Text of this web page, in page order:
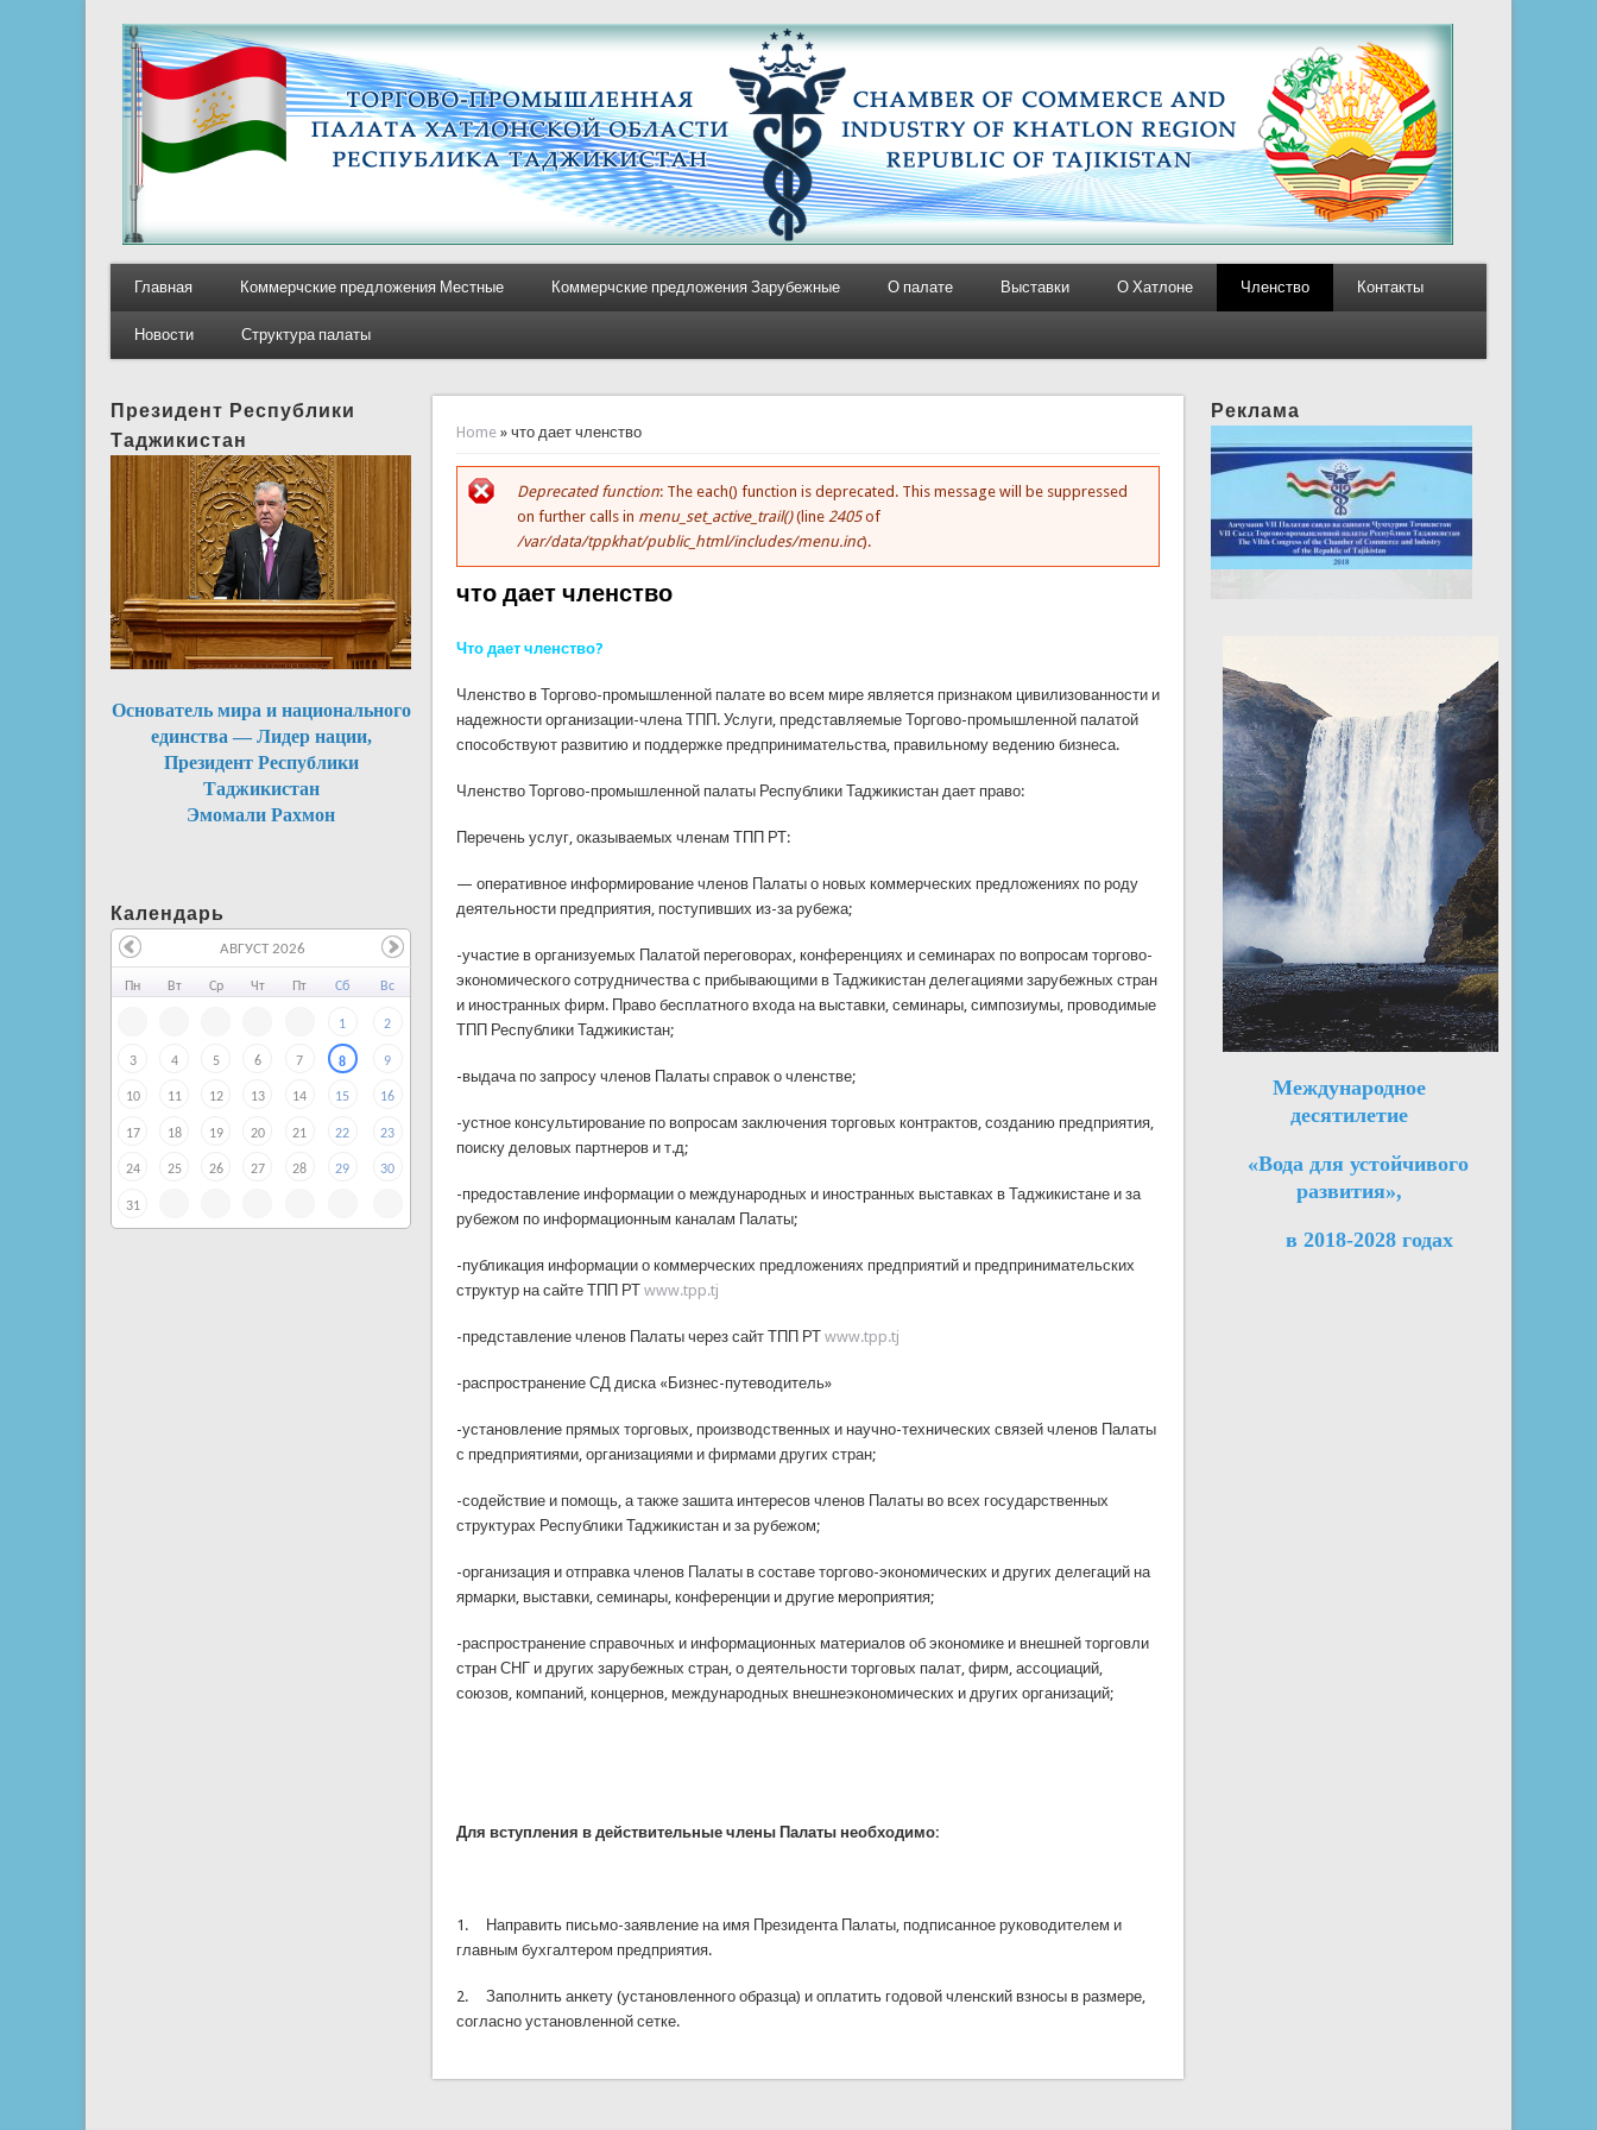
Главная Коммерчские предложения Местные Коммерчские предложения Зарубежные О палате Выставки О Хатлоне Членство Контакты
Новости Структура палаты
You are here
Home » что дает членство
Error message
Deprecated function: The each() function is deprecated. This message will be suppressed
on further calls in menu_set_active_trail()(line 2405of
/var/data/tppkhat/public_html/includes/menu.inc).
что дает членство
Что дает членство?
Членство в Торгово-промышленной палате во всем мире является признаком цивилизованности и
надежности организации-члена ТПП. Услуги, представляемые Торгово-промышленной палатой
способствуют развитию и поддержке предпринимательства, правильному ведению бизнеса.
Членство Торгово-промышленной палаты Республики Таджикистан дает право:
Перечень услуг, оказываемых членам ТПП РТ:
— оперативное информирование членов Палаты о новых коммерческих предложениях по роду
деятельности предприятия, поступивших из-за рубежа;
-участие в организуемых Палатой переговорах, конференциях и семинарах по вопросам торгово-
экономического сотрудничества с прибывающими в Таджикистан делегациями зарубежных стран
и иностранных фирм. Право бесплатного входа на выставки, семинары, симпозиумы, проводимые
ТПП Республики Таджикистан;
-выдача по запросу членов Палаты справок о членстве;
-устное консультирование по вопросам заключения торговых контрактов, созданию предприятия,
поиску деловых партнеров и т.д;
-предоставление информации о международных и иностранных выставках в Таджикистане и за
рубежом по информационным каналам Палаты;
-публикация информации о коммерческих предложениях предприятий и предпринимательских
структур на сайте ТПП РТwww.tpp.tj
-представление членов Палаты через сайт ТПП РТwww.tpp.tj
-распространение СД диска «Бизнес-путеводитель»
-установление прямых торговых, производственных и научно-технических связей членов Палаты
с предприятиями, организациями и фирмами других стран;
-содействие и помощь, а также зашита интересов членов Палаты во всех государственных
структурах Республики Таджикистан и за рубежом;
-организация и отправка членов Палаты в составе торгово-экономических и других делегаций на
ярмарки, выставки, семинары, конференции и другие мероприятия;
-распространение справочных и информационных материалов об экономике и внешней торговли
стран СНГ и других зарубежных стран, о деятельности торговых палат, фирм, ассоциаций,
союзов, компаний, концернов, международных внешнеэкономических и других организаций;
Для вступления в действительные члены Палаты необходимо:
1. Направить письмо-заявление на имя Президента Палаты, подписанное руководителем и
главным бухгалтером предприятия.
2. Заполнить анкету (установленного образца) и оплатить годовой членский взносы в размере,
согласно установленной сетке.
Президент Республики
Таджикистан
Основатель мира и национального
единства — Лидер нации,
Президент Республики
Таджикистан
Эмомали Рахмон
Календарь
Пн Вт Ср Чт Пт Сб Вс
1 2
3 4 5 6 7 8 9
10 11 12 13 14 15 16
17 18 19 20 21 22 23
24 25 26 27 28 29 30
31
АВГУСТ 2026
Реклама
Международное
десятилетие
«Вода для устойчивого
развития»,
в 2018-2028 годах